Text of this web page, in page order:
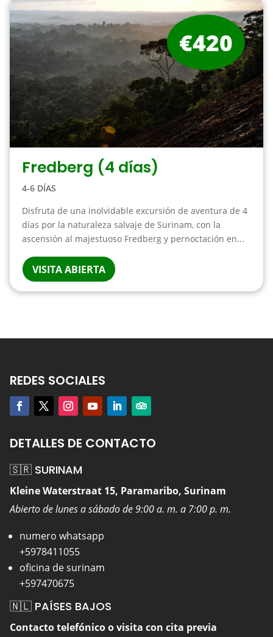
Fredberg (4 días)
4-6 DÍAS
Disfruta de una inolvidable excursión de aventura de 4
días por la naturaleza salvaje de Surinam, con la
ascensión al majestuoso Fredberg y pernoctación en...
VISITA ABIERTA
€420
REDES SOCIALES
DETALLES DE CONTACTO
🇸🇷 SURINAM
Kleine Waterstraat 15, Paramaribo, Surinam
Abierto de lunes a sábado de 9:00 a. m. a 7:00 p. m.
numero whatsapp
+5978411055
oficina de surinam
+597470675
🇳🇱 PAÍSES BAJOS
Contacto telefónico o visita con cita previa